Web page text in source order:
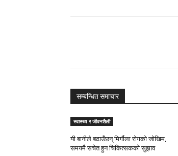
सम्बन्धित समाचार
स्वास्थ्य र जीवनशैली
यी बानीले बढाउँछन् मिर्गौला रोगको जोखिम,
समयमै सचेत हुन चिकित्सकको सुझाव